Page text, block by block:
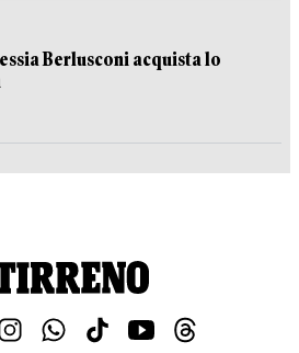
Berlusconi acquista lo